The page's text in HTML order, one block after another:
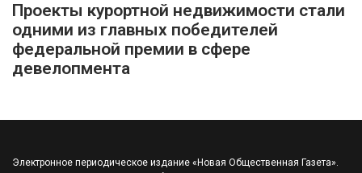
Проекты курортной недвижимости стали
одними из главных победителей
федеральной премии в сфере
девелопмента
Электронное периодическое издание «Новая Общественная Газета».